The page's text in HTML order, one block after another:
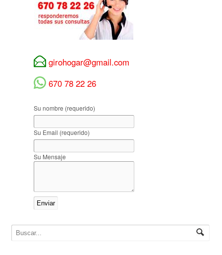
girohogar@gmail.com
670 78 22 26
Su nombre (requerido)
Su Email (requerido)
Su Mensaje